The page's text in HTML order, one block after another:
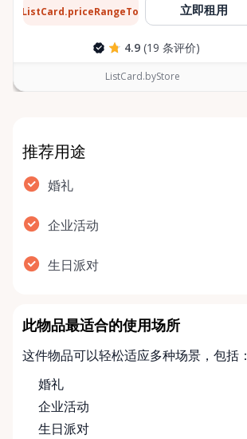
ListCard.priceRangeTo 立即租用
4.9 (19 条评价)
ListCard.byStore
推荐用途
婚礼
企业活动
生日派对
此物品最适合的使用场所
这件物品可以轻松适应多种场景，包括：
婚礼
企业活动
生日派对